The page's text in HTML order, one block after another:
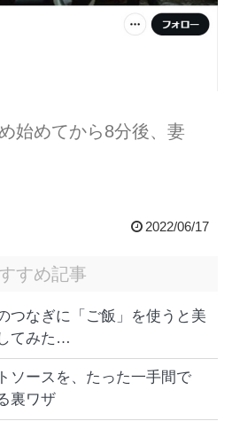
始めてから8分後、妻
2022/06/17
すめ記事
つなぎに「ご飯」を使うと美
てみた…
ソースを、たった一手間で
裏ワザ